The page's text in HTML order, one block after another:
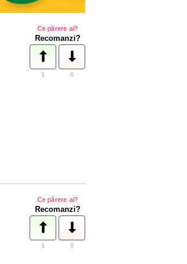
Ce părere ai?
Recomanzi?
1 0
Ce părere ai?
Recomanzi?
1 0